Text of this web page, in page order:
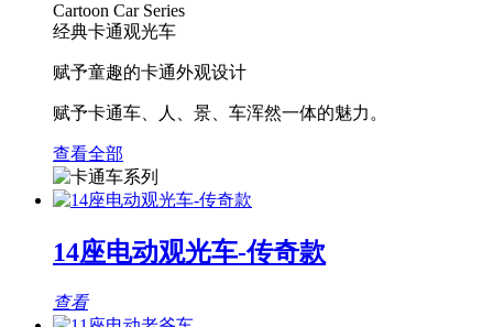
Cartoon Car Series
经典卡通观光车
赋予童趣的卡通外观设计
赋予卡通车、人、景、车浑然一体的魅力。
查看全部
14座电动观光车-传奇款
查看